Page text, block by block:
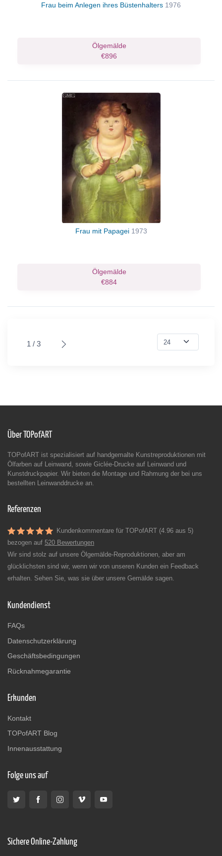
Frau beim Anlegen ihres Büstenhalters 1976
Ölgemälde
€896
Frau mit Papagei 1973
Ölgemälde
€884
1 / 3
Über TOPofART
TOPofART ist spezialisiert auf handgemalte Kunstreproduktionen mit
Ölfarben auf Leinwand, sowie Giclée-Drucke auf Leinwand und
Kunstdruckpapier. Wir bieten die Montage und Rahmung der bei uns
bestellten Leinwanddrucke an.
Referenzen
Kundenkommentare für TOPofART (4.96 aus 5)
bezogen auf 520 Bewertungen
Wir sind stolz auf unsere Ölgemälde-Reproduktionen, aber am
glücklichsten sind wir, wenn wir von unseren Kunden ein Feedback
erhalten. Sehen Sie, was sie über unsere Gemälde sagen.
Kundendienst
FAQs
Datenschutzerklärung
Geschäftsbedingungen
Rücknahmegarantie
Erkunden
Kontakt
TOPofART Blog
Innenausstattung
Folge uns auf
Sichere Online-Zahlung